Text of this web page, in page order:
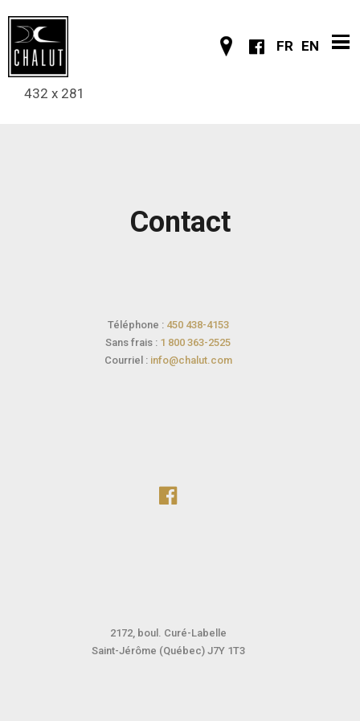
FR EN
432 x 281
Contact
Téléphone : 450 438-4153
Sans frais : 1 800 363-2525
Courriel : info@chalut.com
2172, boul. Curé-Labelle
Saint-Jérôme (Québec) J7Y 1T3